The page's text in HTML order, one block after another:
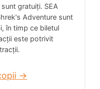
gratuiți. SEA
Adventure sunt
în timp ce biletul
este potrivit
→